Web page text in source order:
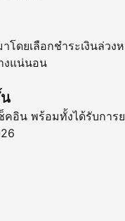
ดยเลือกชำระเงินล่วง
งแน่นอน
อิน พร้อมทั้งได้รับการ